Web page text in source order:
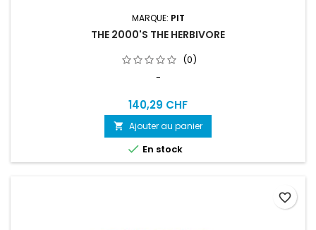
MARQUE: PIT
THE 2000'S THE HERBIVORE
(0)
-
140,29 CHF
 Ajouter au panier
 En stock
favorite_border